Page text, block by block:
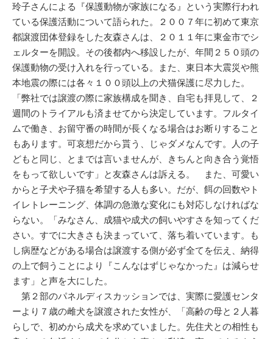
玲子さんによる『保護動物が家族になる』という実際行われ
ている保護活動について語られた。２００７年に初めて東京
都譲渡団体登録をした友森さんは、２０１１年に東金市でシ
ェルターを開設。その後都内へ移設したが、年間２５０頭の
保護動物の受け入れを行っている。また、東日本大震災や熊
本地震の際には各々１００頭以上の犬猫保護に尽力した。
「弊社では譲渡の際に家族構成を聞き、自宅も拝見して、２
週間のトライアルも済ませてから決定しています。フルタイ
ムで働き、お留守番の時間が長くなる場合はお断りすること
もあります。可哀想だから貰う、じゃダメなんです。人の子
どもと同じ、とまでは言いませんが、きちんと向き合う覚悟
をもって欲しいです」と友森さんは訴える。 また、可愛い
からと子犬や子猫を希望する人も多い。だが、餌の回数やト
イレトレーニング、体調の急激な変化にも対応しなければな
らない。「みなさん、成猫や成犬の飼いやすさを知ってくだ
さい。すでに大きさも決まっていて、落ち着いています。も
し病歴などがある場合は譲渡する側が必ず全てを伝え、納得
の上で飼うことにより『こんなはずじゃなかった』は減らせ
ます」と声を大にした。
第２部のパネルディスカッションでは、実際に愛護センタ
ーより７歳の雌犬を譲渡された女性が、「高齢の母と２人暮
らしで、初めから成犬を求めていました。先住犬との相性も